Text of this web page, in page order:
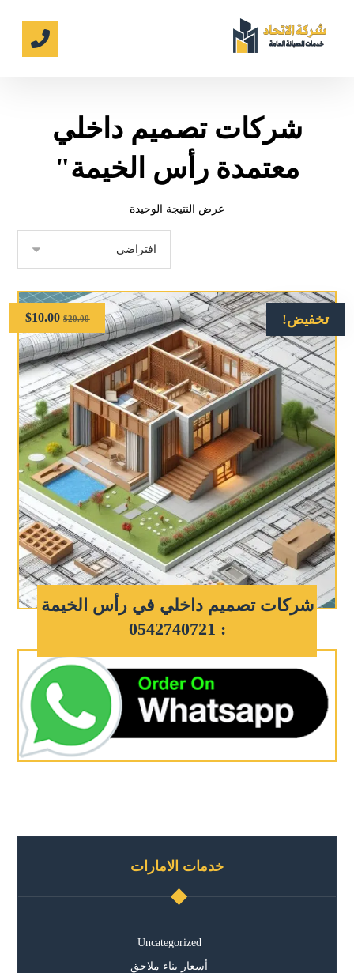
شركات تصميم داخلي
معتمدة رأس الخيمة"
عرض النتيجة الوحيدة
تخفيض!
شركات تصميم داخلي في رأس الخيمة
: 0542740721
$20.00
$10.00
خدمات الامارات
Uncategorized
أسعار بناء ملاحق